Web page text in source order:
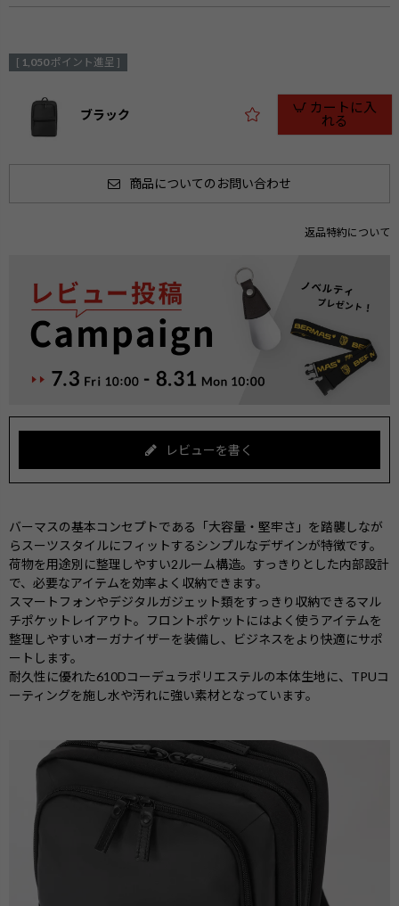
[ 1,050 ポイント進呈 ]
ブラック
カートに入
れる
商品についてのお問い合わせ
返品特約について
レビューを書く
バーマスの基本コンセプトである「大容量・堅牢さ」を踏襲しなが
らスーツスタイルにフィットするシンプルなデザインが特徴です。
荷物を用途別に整理しやすい2ルーム構造。すっきりとした内部設計
で、必要なアイテムを効率よく収納できます。
スマートフォンやデジタルガジェット類をすっきり収納できるマル
チポケットレイアウト。フロントポケットにはよく使うアイテムを
整理しやすいオーガナイザーを装備し、ビジネスをより快適にサポ
ートします。
耐久性に優れた610Dコーデュラポリエステルの本体生地に、TPUコ
ーティングを施し水や汚れに強い素材となっています。